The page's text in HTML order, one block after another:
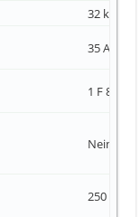
32 kA
35 A 140
1 F 8192
Nein 2
250 A